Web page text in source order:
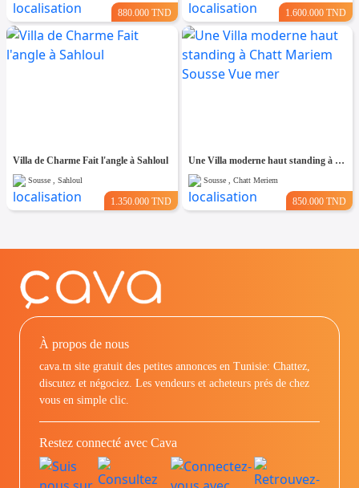
880.000 TND 1.600.000 TND
Villa de Charme Fait l'angle à Sahloul
Sousse , Sahloul
1.350.000 TND
Une Villa moderne haut standing à Chatt Mariem Sousse Vue mer
Sousse , Chatt Meriem
850.000 TND
À propos de nous
cava.tn site gratuit des petites annonces en Tunisie: Chattez,
discutez et négociez. Les vendeurs et acheteurs prés de chez
vous en simple clic.
Restez connecté avec Cava